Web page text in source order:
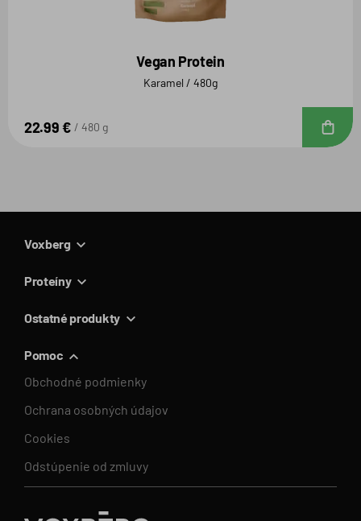
Vegan Protein
Karamel / 480g
22.99 € 480 g
Voxberg
Proteíny
Ostatné produkty
Pomoc
Obchodné podmienky
Ochrana osobných údajov
Cookies
Odstúpenie od zmluvy